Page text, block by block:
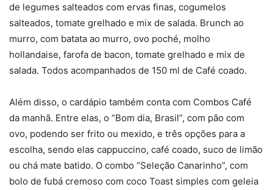
de legumes salteados com ervas finas, cogumelos
salteados, tomate grelhado e mix de salada. Brunch ao
murro, com batata ao murro, ovo poché, molho
hollandaise, farofa de bacon, tomate grelhado e mix de
salada. Todos acompanhados de 150 ml de Café coado.
Além disso, o cardápio também conta com Combos Café
da manhã. Entre elas, o “Bom dia, Brasil”, com pão com
ovo, podendo ser frito ou mexido, e três opções para a
escolha, sendo elas cappuccino, café coado, suco de limão
ou chá mate batido. O combo “Seleção Canarinho”, com
bolo de fubá cremoso com coco Toast simples com geleia